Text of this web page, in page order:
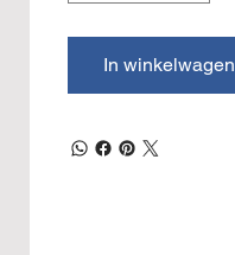
In winkelwagen